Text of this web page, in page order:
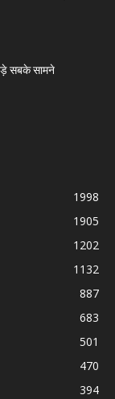
सबके सामने
1998
1905
1202
1132
887
683
501
470
394